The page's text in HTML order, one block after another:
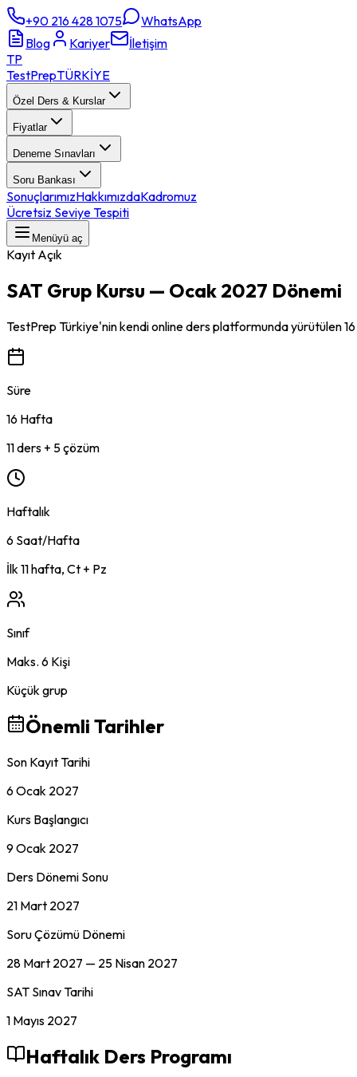
+90 216 428 1075
WhatsApp
Blog
Kariyer
İletişim
TP
TestPrepTÜRKİYE
Özel Ders & Kurslar
Fiyatlar
Deneme Sınavları
Soru Bankası
SonuçlarımızHakkımızdaKadromuz
Ücretsiz Seviye Tespiti
Menüyü aç
Kayıt Açık
SAT Grup Kursu — Ocak 2027 Dönemi
TestPrep Türkiye'nin kendi online ders platformunda yürütülen16
Süre
16 Hafta
11ders + 5çözüm
Haftalık
6 Saat/Hafta
İlk 11hafta, Ct + Pz
Sınıf
Maks. 6 Kişi
Küçük grup
Önemli Tarihler
Son Kayıt Tarihi
6 Ocak 2027
Kurs Başlangıcı
9 Ocak 2027
Ders Dönemi Sonu
21 Mart 2027
Soru Çözümü Dönemi
28 Mart 2027 — 25 Nisan 2027
SAT Sınav Tarihi
1 Mayıs 2027
Haftalık Ders Programı